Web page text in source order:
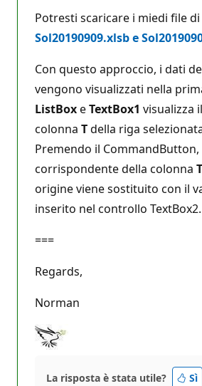
Potresti scaricare i miedi file
Sol20190909.xlsb e
Con questo approccio, i dati
vengono visualizzati nella
ListBoxeTextBox1 visualizza
colonna Tdella riga
Premendo il
corrispondente della colonna T
origine viene sostituito con il
inserito nel controllo TextBox2.
===
Regards,
Norman
La risposta è stata utile? Sì